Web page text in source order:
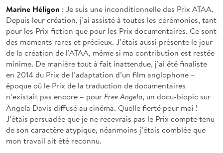
Marine Héligon : Je suis une inconditionnelle des Prix ATAA.
Depuis leur création, j’ai assisté à toutes les cérémonies, tant
pour les Prix fiction que pour les Prix documentaires. Ce sont
des moments rares et précieux. J’étais aussi présente le jour
de la création de l’ATAA, même si ma contribution est restée
minime. De manière tout à fait inattendue, j’ai été finaliste
en 2014 du Prix de l’adaptation d’un film anglophone –
époque où le Prix de la traduction de documentaires
n’existait pas encore – pour Free Angela, un docu-biopic sur
Angela Davis diffusé au cinéma. Quelle fierté pour moi !
J’étais persuadée que je ne recevrais pas le Prix compte tenu
de son caractère atypique, néanmoins j’étais comblée que
mon travail ait été reconnu.